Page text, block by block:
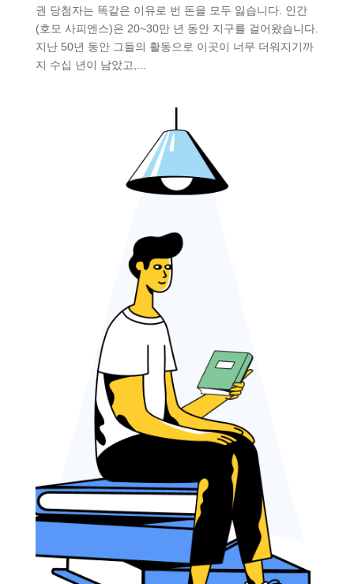
권 당첨자는 똑같은 이유로 번 돈을 모두 잃습니다. 인간
(호모 사피엔스)은 20~30만 년 동안 지구를 걸어왔습니다.
지난 50년 동안 그들의 활동으로 이곳이 너무 더워지기까
지 수십 년이 남았고,...